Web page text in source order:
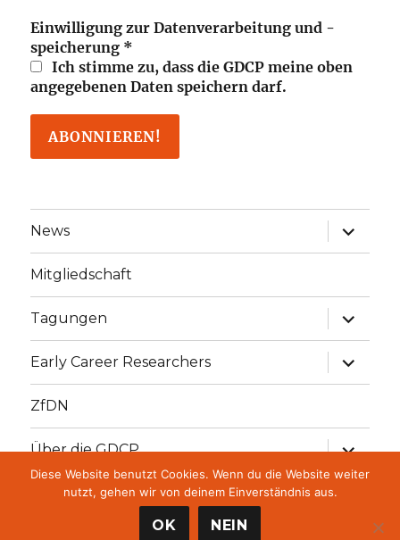
Einwilligung zur Datenverarbeitung und -
speicherung *
Ich stimme zu, dass die GDCP meine oben
angegebenen Daten speichern darf.
News
öffnen
Mitgliedschaft
Tagungen
öffnen
Early Career Researchers
öffnen
ZfDN
Über die GDCP
GDCP Stiftung
öffnen
Diese Website benutzt Cookies. Wenn du die Website weiter
nutzt, gehen wir von deinem Einverständnis aus.
OK NEIN